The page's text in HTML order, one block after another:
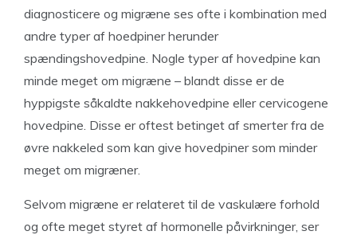
diagnosticere og migræne ses ofte i kombination med
andre typer af hoedpiner herunder
spændingshovedpine. Nogle typer af hovedpine kan
minde meget om migræne – blandt disse er de
hyppigste såkaldte nakkehovedpine eller cervicogene
hovedpine. Disse er oftest betinget af smerter fra de
øvre nakkeled som kan give hovedpiner som minder
meget om migræner.
Selvom migræne er relateret til de vaskulære forhold
og ofte meget styret af hormonelle påvirkninger, ser